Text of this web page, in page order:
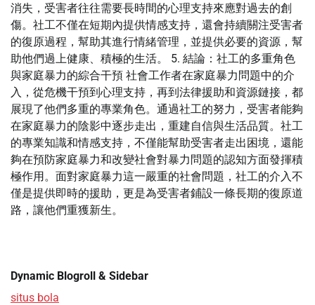
消失，受害者往往需要長時間的心理支持來應對過去的創
傷。社工不僅在短期內提供情感支持，還會持續關注受害者
的復原過程，幫助其進行情緒管理，並提供必要的資源，幫
助他們過上健康、積極的生活。 5. 結論：社工的多重角色
與家庭暴力的綜合干預 社會工作者在家庭暴力問題中的介
入，從危機干預到心理支持，再到法律援助和資源鏈接，都
展現了他們多重的專業角色。通過社工的努力，受害者能夠
在家庭暴力的陰影中逐步走出，重建自信與生活品質。社工
的專業知識和情感支持，不僅能幫助受害者走出困境，還能
夠在預防家庭暴力和改變社會對暴力問題的認知方面發揮積
極作用。面對家庭暴力這一嚴重的社會問題，社工的介入不
僅是提供即時的援助，更是為受害者鋪設一條長期的復原道
路，讓他們重獲新生。
Dynamic Blogroll & Sidebar
situs bola